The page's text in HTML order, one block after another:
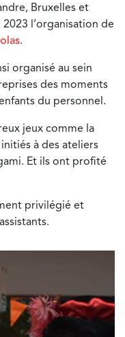
Bruxelles et
l’organisation de
.
organisé au sein
des moments
du personnel.
jeux comme la
à des ateliers
Et ils ont profité
privilégié et